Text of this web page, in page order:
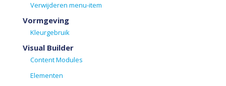
Verwijderen menu-item
Vormgeving
Kleurgebruik
Visual Builder
Content Modules
Elementen